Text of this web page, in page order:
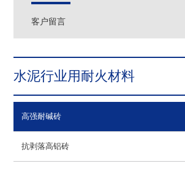
客户留言
水泥行业用耐火材料
高强耐碱砖
抗剥落高铝砖